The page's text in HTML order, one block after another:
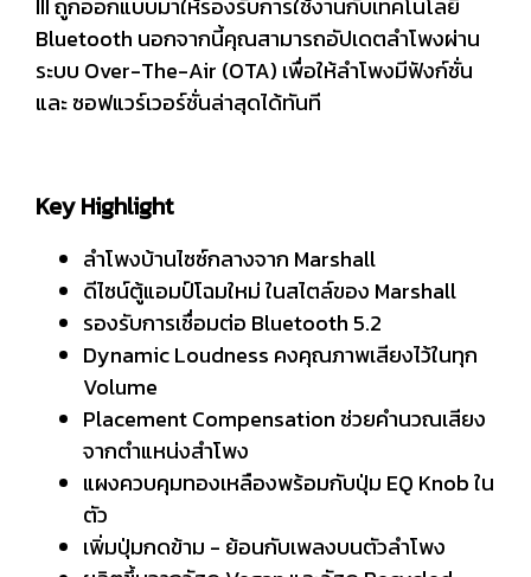
III ถูกออกแบบมาให้รองรับการใช้งานกับเทคโนโลยี
Bluetooth นอกจากนี้คุณสามารถอัปเดตลำโพงผ่าน
ระบบ Over-The-Air (OTA) เพื่อให้ลำโพงมีฟังก์ชั่น
และ ซอฟแวร์เวอร์ชั่นล่าสุดได้ทันที
Key Highlight
ลำโพงบ้านไซซ์กลางจาก Marshall
ดีไซน์ตู้แอมป์โฉมใหม่ ในสไตล์ของ Marshall
รองรับการเชื่อมต่อ Bluetooth 5.2
Dynamic Loudness คงคุณภาพเสียงไว้ในทุก
Volume
Placement Compensation ช่วยคำนวณเสียง
จากตำแหน่งสำโพง
แผงควบคุมทองเหลืองพร้อมกับปุ่ม EQ Knob ใน
ตัว
เพิ่มปุ่มกดข้าม - ย้อนกับเพลงบนตัวลำโพง